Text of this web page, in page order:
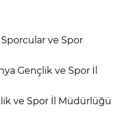
ve Spor
Gençlik ve Spor İl
ve Spor İl Müdürlüğü